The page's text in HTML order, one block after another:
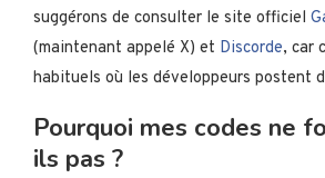
suggérons de consulter le site officiel
(maintenant appelé X) et Discorde, car
habituels où les développeurs postent
Pourquoi mes codes ne
ils pas ?